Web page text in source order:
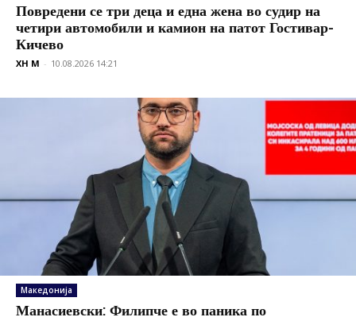
Повредени се три деца и една жена во судир на
четири автомобили и камион на патот Гостивар-
Кичево
XH M - 10.08.2026 14:21
Македонија
Манасиевски: Филипче е во паника по